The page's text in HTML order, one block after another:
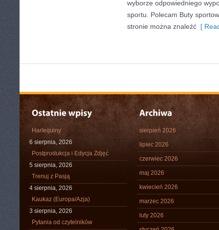
wyborze odpowiedniego
sportu. Polecam Buty
stronie można znaleźć [
Harlequiny
6 sierpnia, 2026
Postprodukcja i Edycja Zdjęć
5 sierpnia, 2026
Trenuj z Pasją
4 sierpnia, 2026
Kaukaz (Europa/Azja)
3 sierpnia, 2026
Pytania od czytelników
sierpień 2026
lipiec 2026
czerwiec 2026
maj 2026
kwiecień 2026
marzec 2026
luty 2026